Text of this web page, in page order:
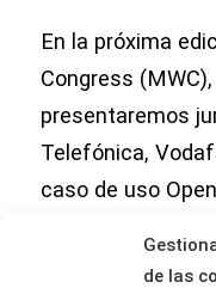
de las
En la próxima
Congress
presentaremos
Telefónica,
caso de uso
el stand de la